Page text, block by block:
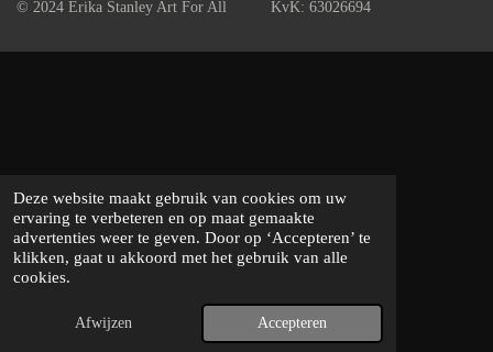
Deze website maakt gebruik van cookies om uw
ervaring te verbeteren en op maat gemaakte
advertenties weer te geven. Door op ‘Accepteren’ te
klikken, gaat u akkoord met het gebruik van alle
cookies.
Afwijzen Accepteren
© 2024 Erika Stanley Art For All KvK: 63026694